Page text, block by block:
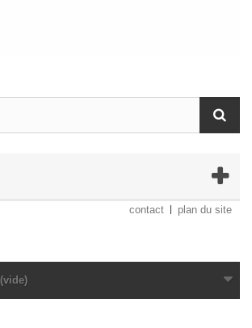
contact plan du site
(vide)